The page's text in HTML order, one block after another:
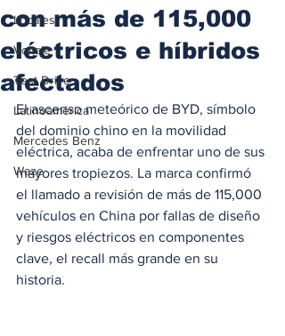
Locales
Voltaje
Test Drive
Latinoamérica
Mercedes Benz
Waze
con más de 115,000
eléctricos e híbridos
afectados
El ascenso meteórico de BYD, símbolo
del dominio chino en la movilidad
eléctrica, acaba de enfrentar uno de sus
mayores tropiezos. La marca confirmó
el llamado a revisión de más de 115,000
vehículos en China por fallas de diseño
y riesgos eléctricos en componentes
clave, el recall más grande en su
historia.